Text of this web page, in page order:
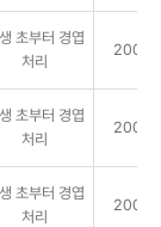
초부터 경엽
처리
2000
초부터 경엽
처리
2000
초부터 경엽
처리
2000